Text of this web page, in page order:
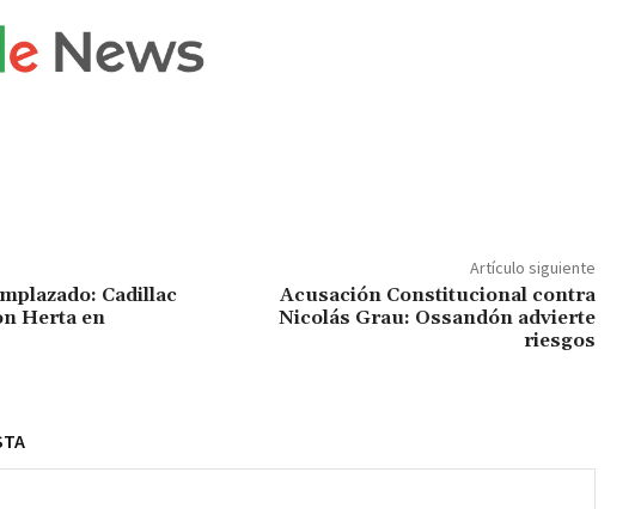
Cadillac
Herta en
Artículo siguiente
Acusación Constitucional contra
Nicolás Grau: Ossandón advierte
riesgos